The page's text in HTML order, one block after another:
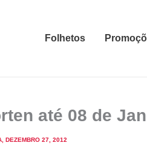
Folhetos
até 08 de
DEZEMBRO 27, 2012